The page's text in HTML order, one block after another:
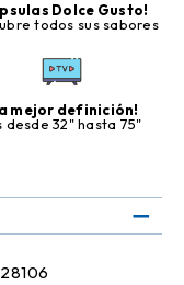
Dolce Gusto!
todos sus sabores
mejor definición!
desde 32" hasta 75"